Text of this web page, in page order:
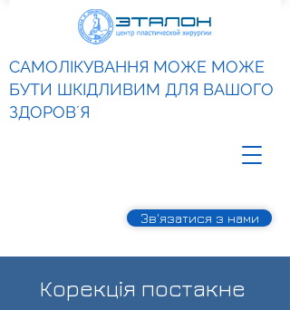
Зв'язатися з нами
САМОЛІКУВАННЯ МОЖЕ МОЖЕ
БУТИ ШКІДЛИВИМ ДЛЯ ВАШОГО
ЗДОРОВʼЯ
Корекція постакне